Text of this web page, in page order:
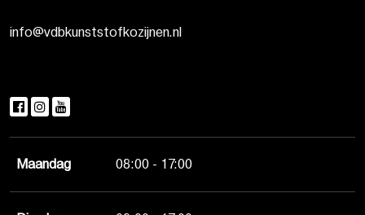
info@vdbkunststofkozijnen.nl
Maandag 08:00 - 17:00